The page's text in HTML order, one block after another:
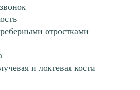
отростками
и локтевая кости